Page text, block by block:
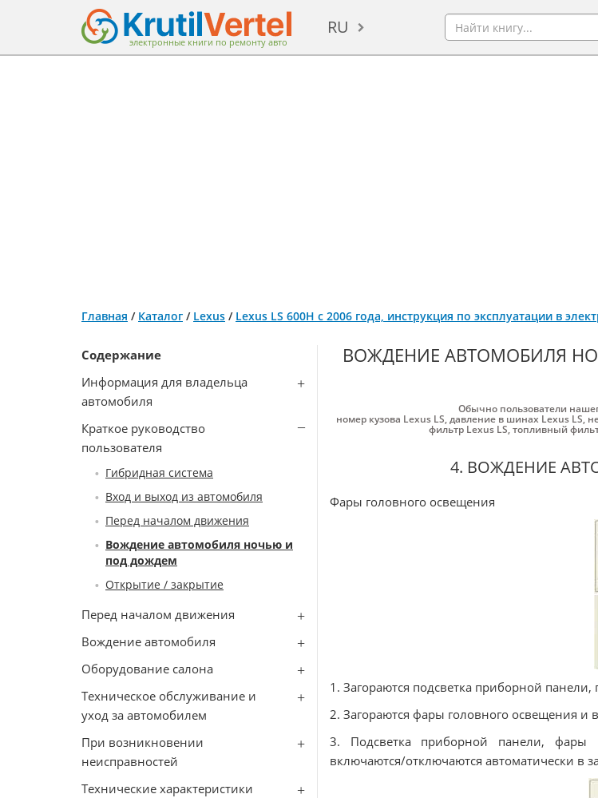
электронные книги по ремонту авто
RU
Главная / Каталог / Lexus / Lexus LS 600H с 2006 года, инструкция по эксплуатации в
Содержание
Информация для владельца
автомобиля
Краткое руководство
пользователя
Гибридная система
Вход и выход из автомобиля
Перед началом движения
Вождение автомобиля ночью и
под дождем
Открытие / закрытие
Перед началом движения
Вождение автомобиля
Оборудование салона
Техническое обслуживание и
уход за автомобилем
При возникновении
неисправностей
Технические характеристики
ВОЖДЕНИЕ АВТОМОБИЛЯ
Обычно пользователи
номер кузова Lexus LS,давление в шинах Lexus LS,
фильтр Lexus LS,топливный
4. ВОЖДЕНИЕ
Фары головного освещения
1. Загораются подсветка приборной
2. Загораются фары головного освещения
3. Подсветка приборной панели, фары
включаются/отключаются автоматически в